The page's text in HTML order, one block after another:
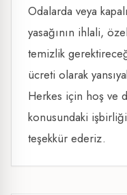
Odalarda veya
yasağının ihlali,
temizlik
ücreti olarak
Herkes için hoş ve
konusundaki
teşekkür ederiz.